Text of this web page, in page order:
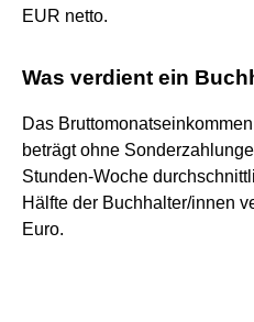
EUR netto.
Was verdient ein
Das
beträgt ohne
Stunden-Woche
Hälfte der Buchhalter/innen
Euro.